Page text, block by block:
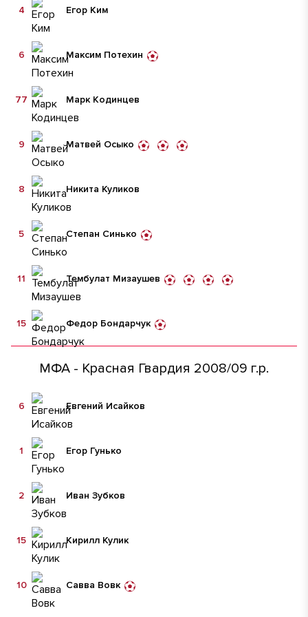
Егор Ким
4
Максим Потехин
6
Марк Кодинцев
77
Матвей Осыко
9
Никита Куликов
8
Степан Синько
5
Тембулат Мизаушев
11
Федор Бондарчук
15
МФА - Красная Гвардия 2008/09 г.р.
Евгений Исайков
6
Егор Гунько
1
Иван Зубков
2
Кирилл Кулик
15
Савва Вовк
10